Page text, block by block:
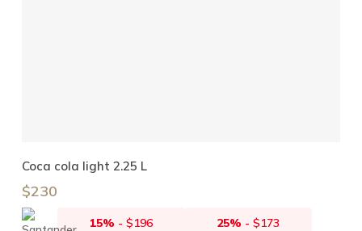
Añadir Al Carrito
Coca cola light 2.25 L
$230
15% - $196 25% -$173